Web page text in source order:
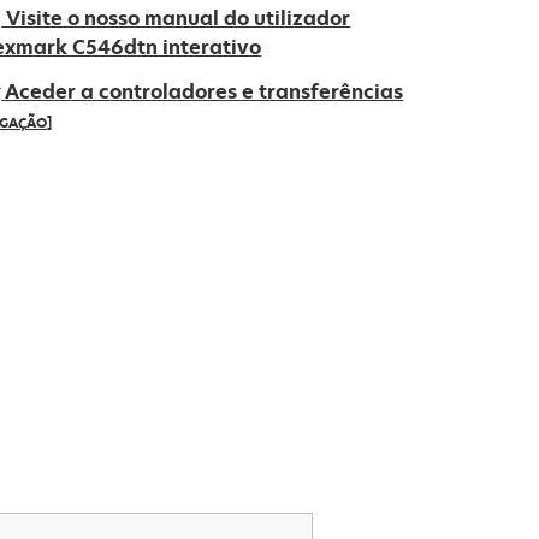
Visite o nosso manual do utilizador
C546dtn interativo
Aceder a controladores e transferências